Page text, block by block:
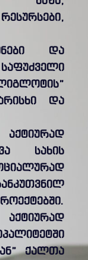
და
და
სახის
ქალთა